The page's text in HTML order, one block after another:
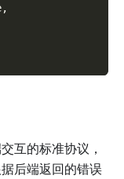
,
互的标准协议，
后端返回的错误